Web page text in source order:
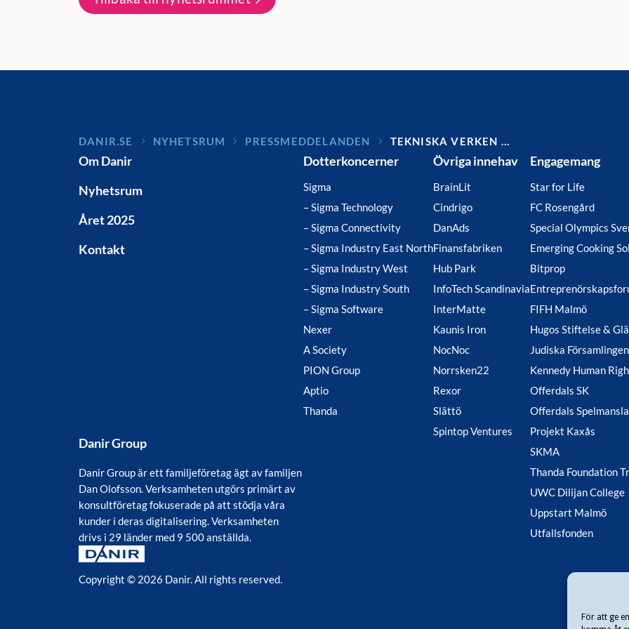
För att ge
DANIR NYHETSRUM PRESSMEDDELANDEN TEKNISKA VERKEN …
Om Danir
Nyhetsrum
Året 2025
Kontakt
Danir Group
Danir Group är ett familjeföretag ägt av familjen
Dan Olofsson. Verksamheten utgörs primärt av
konsultföretag fokuserade på att stödja våra
kunder i deras digitalisering. Verksamheten
drivs i 29 länder med 9 500 anställda.
Dotterkoncerner
Sigma
– Sigma Technology
– Sigma Connectivity
– Sigma Industry East North
– Sigma Industry West
– Sigma Industry South
– Sigma Software
Nexer
A Society
PION Group
Aptio
Thanda
Övriga innehav
BrainLit
Cindrigo
DanAds
Finansfabriken
Hub Park
InfoTech Scandinavia
InterMatte
Kaunis Iron
NocNoc
Norrsken22
Rexor
Slättö
Spintop Ventures
Engagemang
Star for Life
FC Rosengård
Special Olympics
Emerging Cooking
Bitprop
FIFH Malmö
Hugos Stiftelse &
Judiska
Kennedy Human
Offerdals SK
Offerdals
Projekt Kaxås
SKMA
Thanda Foundation
UWC Dilijan College
Uppstart Malmö
Utfallsfonden
Copyright © 2026 Danir. All rights reserved.